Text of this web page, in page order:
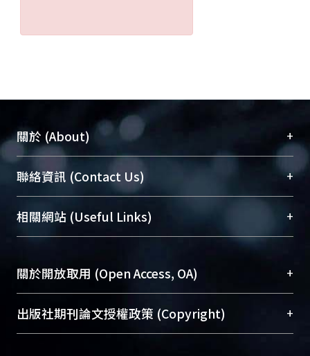
關於 (About) +
臺大位居世界頂尖大學之列，為永久珍藏及向國際
展現本校豐碩的研究成果及學術能量，圖書館整合
機構典藏（NTUR）與學術庫（AH）不同功能平
台，成為臺大學術典藏NTU scholars。期能整合研
究能量、促進交流合作、保存學術產出、推廣研究
成果。
To permanently archive and promote researcher
profiles and scholarly works, Library integrates the
services of “NTU Repository” with “Academic
聯絡資訊 (Contact Us) +
總館學科館員(Main Library)
醫學圖書館學科館員(Medical Library)
(Social
Sciences Library)
相關網站 (Useful Links) +
關於開放取用 (Open Access, OA) +
開放取用是從使用者角度提升資訊取用性的社會運
動，應用在學術研究上是透過將研究著作公開供使
出版社期刊論文授權政策 (Copyright) +